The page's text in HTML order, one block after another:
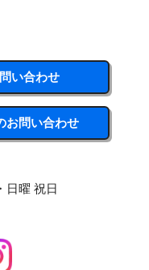
い合わせ
お問い合わせ
日曜 祝日